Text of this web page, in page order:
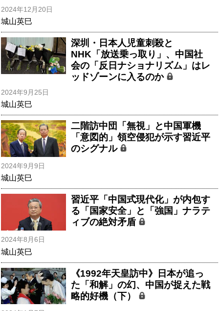
2024年12月20日
城山英巳
深圳・日本人児童刺殺と
NHK「放送乗っ取り」、中国社
会の「反日ナショナリズム」はレ
ッドゾーンに入るのか
2024年9月25日
城山英巳
二階訪中団「無視」と中国軍機
「意図的」領空侵犯が示す習近平
のシグナル
2024年9月9日
城山英巳
習近平「中国式現代化」が内包す
る「国家安全」と「強国」ナラテ
ィブの絶対矛盾
2024年8月6日
城山英巳
《1992年天皇訪中》日本が追っ
た「和解」の幻、中国が捉えた戦
略的好機（下）